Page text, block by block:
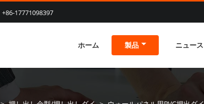
+86-17771098397
ホーム 製品 ニュース